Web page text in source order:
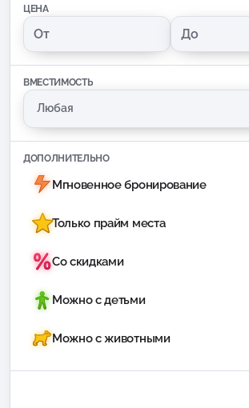
ЦЕНА
ВМЕСТИМОСТЬ
ДОПОЛНИТЕЛЬНО
Мгновенное бронирование
Только прайм места
Со скидками
Можно с детьми
Можно с животными